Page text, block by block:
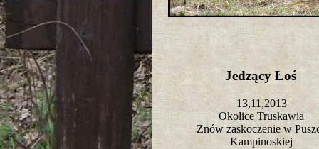
Jedzący Łoś
13,11,2013
Okolice Truskawia
Znów zaskoczenie w
Kampinoskiej